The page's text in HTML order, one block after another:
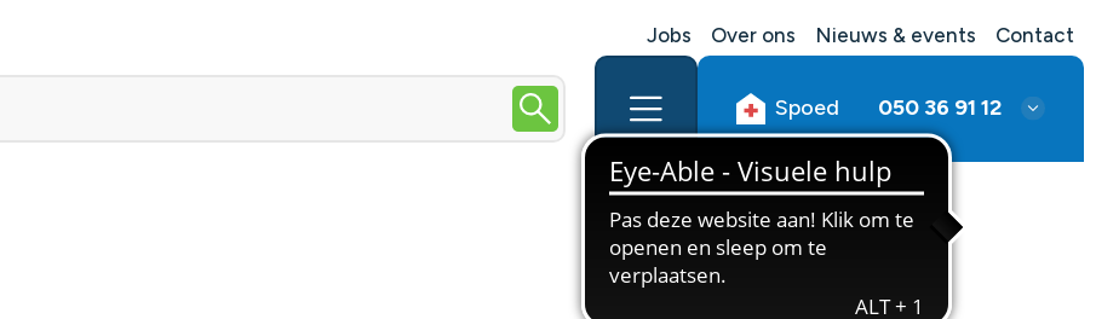
Jobs Over ons Nieuws & events Contact
Spoed 050 36 91 12